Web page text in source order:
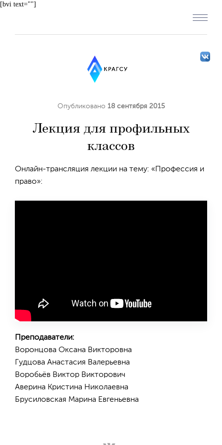
[bvi text=""]
Опубликовано 18 сентября 2015
Лекция для профильных
классов
Онлайн-трансляция лекции на тему: «Профессия и
право»:
Преподаватели:
Воронцова Оксана Викторовна
Гудцова Анастасия Валерьевна
Воробьёв Виктор Викторович
Аверина Кристина Николаевна
Брусиловская Марина Евгеньевна